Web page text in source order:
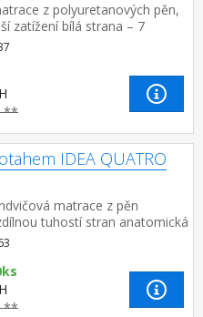
z polyuretanových pěn,
zatížení bílá strana – 7
šedá strana – prořez pro
**
IDEA QUATRO
matrace z pěn
tuhostí stran anatomická
profilace – 7 zón pro uvolnění
tě...
**